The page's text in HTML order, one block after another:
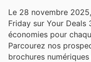
Le 28 novembre
Friday sur Your
économies pour
Parcourez nos
brochures